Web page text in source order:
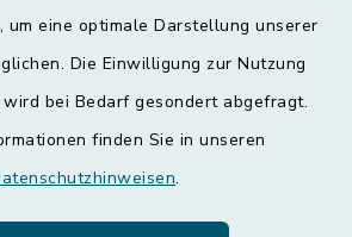
um eine optimale Darstellung unserer
Die Einwilligung zur Nutzung
bei Bedarf gesondert abgefragt.
finden Sie in unseren
.
Kontakt
Datenschutz